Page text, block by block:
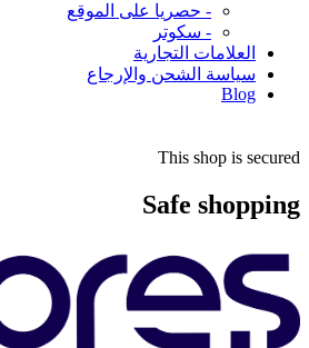
- حصريا على الموقع
- سكوتر
العلامات التجارية
سياسة الشحن والإرجاع
Blog
This shop is secured
Safe shopping